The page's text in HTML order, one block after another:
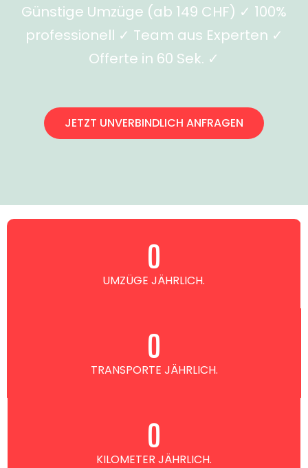
Günstige Umzüge (ab 149 CHF) ✓ 100%
professionell ✓ Team aus Experten ✓
Offerte in 60 Sek. ✓
JETZT UNVERBINDLICH ANFRAGEN
UMZÜGE JÄHRLICH.
0
TRANSPORTE JÄHRLICH.
0
KILOMETER JÄHRLICH.
0